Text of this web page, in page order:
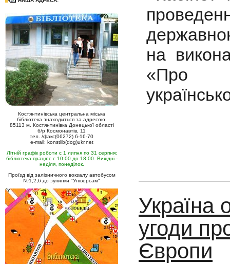
Костянтинівська центральна міська
бібліотека знаходиться за адресою:
85113 м. Костянтинівка Донецької області
б/р Космонавтів, 11
тел. /факс(06272) 6-16-70
e-mail: konstlib(dog)ukr.net
Літній графік роботи с 1 липня по 31 серпня:
бібліотека працює с 10:00 до 18:00. Вихідні -
неділя, понеділок.
Проїзд від залізничного вокзалу автобусом
№1,2,6 до зупинки "Універсам"
на
«Про
Україна
угоди
Європи